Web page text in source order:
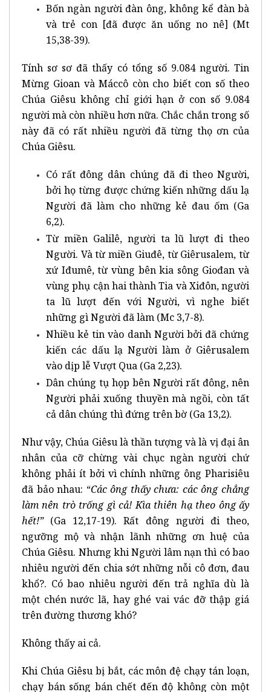
Bốn ngàn người đàn ông, không kể đàn bà
và trẻ con [đã được ăn uống no nê] (Mt
15,38-39).
Tính sơ sơ đã thấy có tổng số 9.084 người. Tin
Mừng Gioan và Máccô còn cho biết con số theo
Chúa Giêsu không chỉ giới hạn ở con số 9.084
người mà còn nhiều hơn nữa. Chắc chắn trong số
này đã có rất nhiều người đã từng thọ ơn của
Chúa Giêsu.
Có rất đông dân chúng đã đi theo Người,
bởi họ từng được chứng kiến những dấu lạ
Người đã làm cho những kẻ đau ốm (Ga
6,2).
Từ miền Galilê, người ta lũ lượt đi theo
Người. Và từ miền Giuđê, từ Giêrusalem, từ
xứ Iđumê, từ vùng bên kia sông Giođan và
vùng phụ cận hai thành Tia và Xiđôn, người
ta lũ lượt đến với Người, vì nghe biết
những gì Người đã làm (Mc 3,7-8).
Nhiều kẻ tin vào danh Người bởi đã chứng
kiến các dấu lạ Người làm ở Giêrusalem
vào dịp lễ Vượt Qua (Ga 2,23).
Dân chúng tụ họp bên Người rất đông, nên
Người phải xuống thuyền mà ngồi, còn tất
cả dân chúng thì đứng trên bờ (Ga 13,2).
Như vậy, Chúa Giêsu là thần tượng và là vị đại ân
nhân của cỡ chừng vài chục ngàn người chứ
không phải ít bởi vì chính những ông Pharisiêu
đã bảo nhau: “Các ông thấy chưa: các ông chẳng
làm nên trò trống gì cả! Kìa thiên hạ theo ông ấy
hết!”(Ga 12,17-19). Rất đông người đi theo,
ngưỡng mộ và nhận lãnh những ơn huệ của
Chúa Giêsu. Nhưng khi Người lâm nạn thì có bao
nhiêu người đến chia sớt những nỗi cô đơn, đau
khổ?. Có bao nhiêu người đến trả nghĩa dù là
một chén nước lã, hay ghé vai vác đỡ thập giá
trên đường thương khó?
Không thấy ai cả.
Khi Chúa Giêsu bị bắt, các môn đệ chạy tán loạn,
chạy bán sống bán chết đến độ không còn một